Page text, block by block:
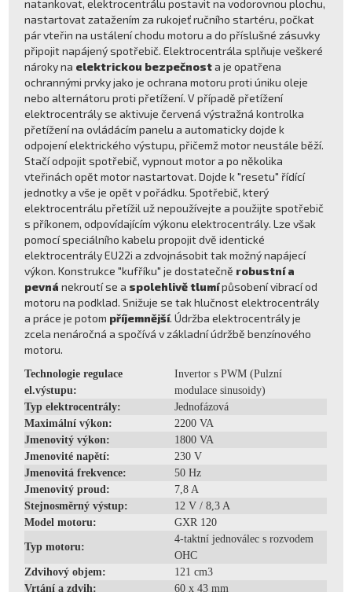
natankovat, elektrocentrálu postavit na vodorovnou plochu,
nastartovat zatažením za rukojeť ručního startéru, počkat
pár vteřin na ustálení chodu motoru a do příslušné zásuvky
připojit napájený spotřebič. Elektrocentrála splňuje veškeré
nároky na elektrickou bezpečnosta je opatřena
ochrannými prvky jako je ochrana motoru proti úniku oleje
nebo alternátoru proti přetížení. V případě přetížení
elektrocentrály se aktivuje červená výstražná kontrolka
přetížení na ovládácím panelu a automaticky dojde k
odpojení elektrického výstupu, přičemž motor neustále běží.
Stačí odpojit spotřebič, vypnout motor a po několika
vteřinách opět motor nastartovat. Dojde k "resetu" řídící
jednotky a vše je opět v pořádku. Spotřebič, který
elektrocentrálu přetížil už nepoužívejte a použijte spotřebič
s příkonem, odpovídajícím výkonu elektrocentrály. Lze však
pomocí speciálního kabelu propojit dvě identické
elektrocentrály EU22i a zdvojnásobit tak možný napájecí
výkon. Konstrukce "kufříku" je dostatečně robustní a
pevná nekroutí se a spolehlivě tlumípůsobení vibrací od
motoru na podklad. Snižuje se tak hlučnost elektrocentrály
a práce je potom příjemnější. Údržba elektrocentrály je
zcela nenáročná a spočívá v základní údržbě benzínového
motoru.
Technologie regulace
el.výstupu:
Invertor s PWM (Pulzní
modulace sinusoidy)
Typ elektrocentrály:
Jednofázová
Maximální výkon:
2200 VA
Jmenovitý výkon:
1800 VA
Jmenovité napětí:
230 V
Jmenovitá frekvence:
50 Hz
Jmenovitý proud:
7,8 A
Stejnosměrný výstup:
12 V / 8,3 A
Model motoru:
GXR 120
Typ motoru:
4-taktní jednoválec s rozvodem
OHC
Zdvihový objem:
121 cm3
Vrtání a zdvih:
60 x 43 mm